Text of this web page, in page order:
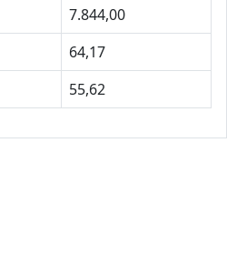
7.844,00
64,17
55,62